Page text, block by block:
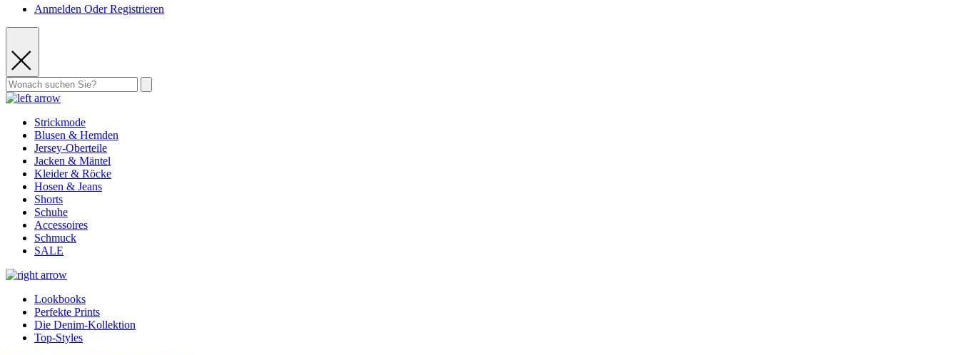
Anmelden Oder Registrieren
Strickmode
Blusen & Hemden
Jersey-Oberteile
Jacken & Mäntel
Kleider & Röcke
Hosen & Jeans
Shorts
Schuhe
Accessoires
Schmuck
SALE
Lookbooks
Perfekte Prints
Die Denim-Kollektion
Top-Styles